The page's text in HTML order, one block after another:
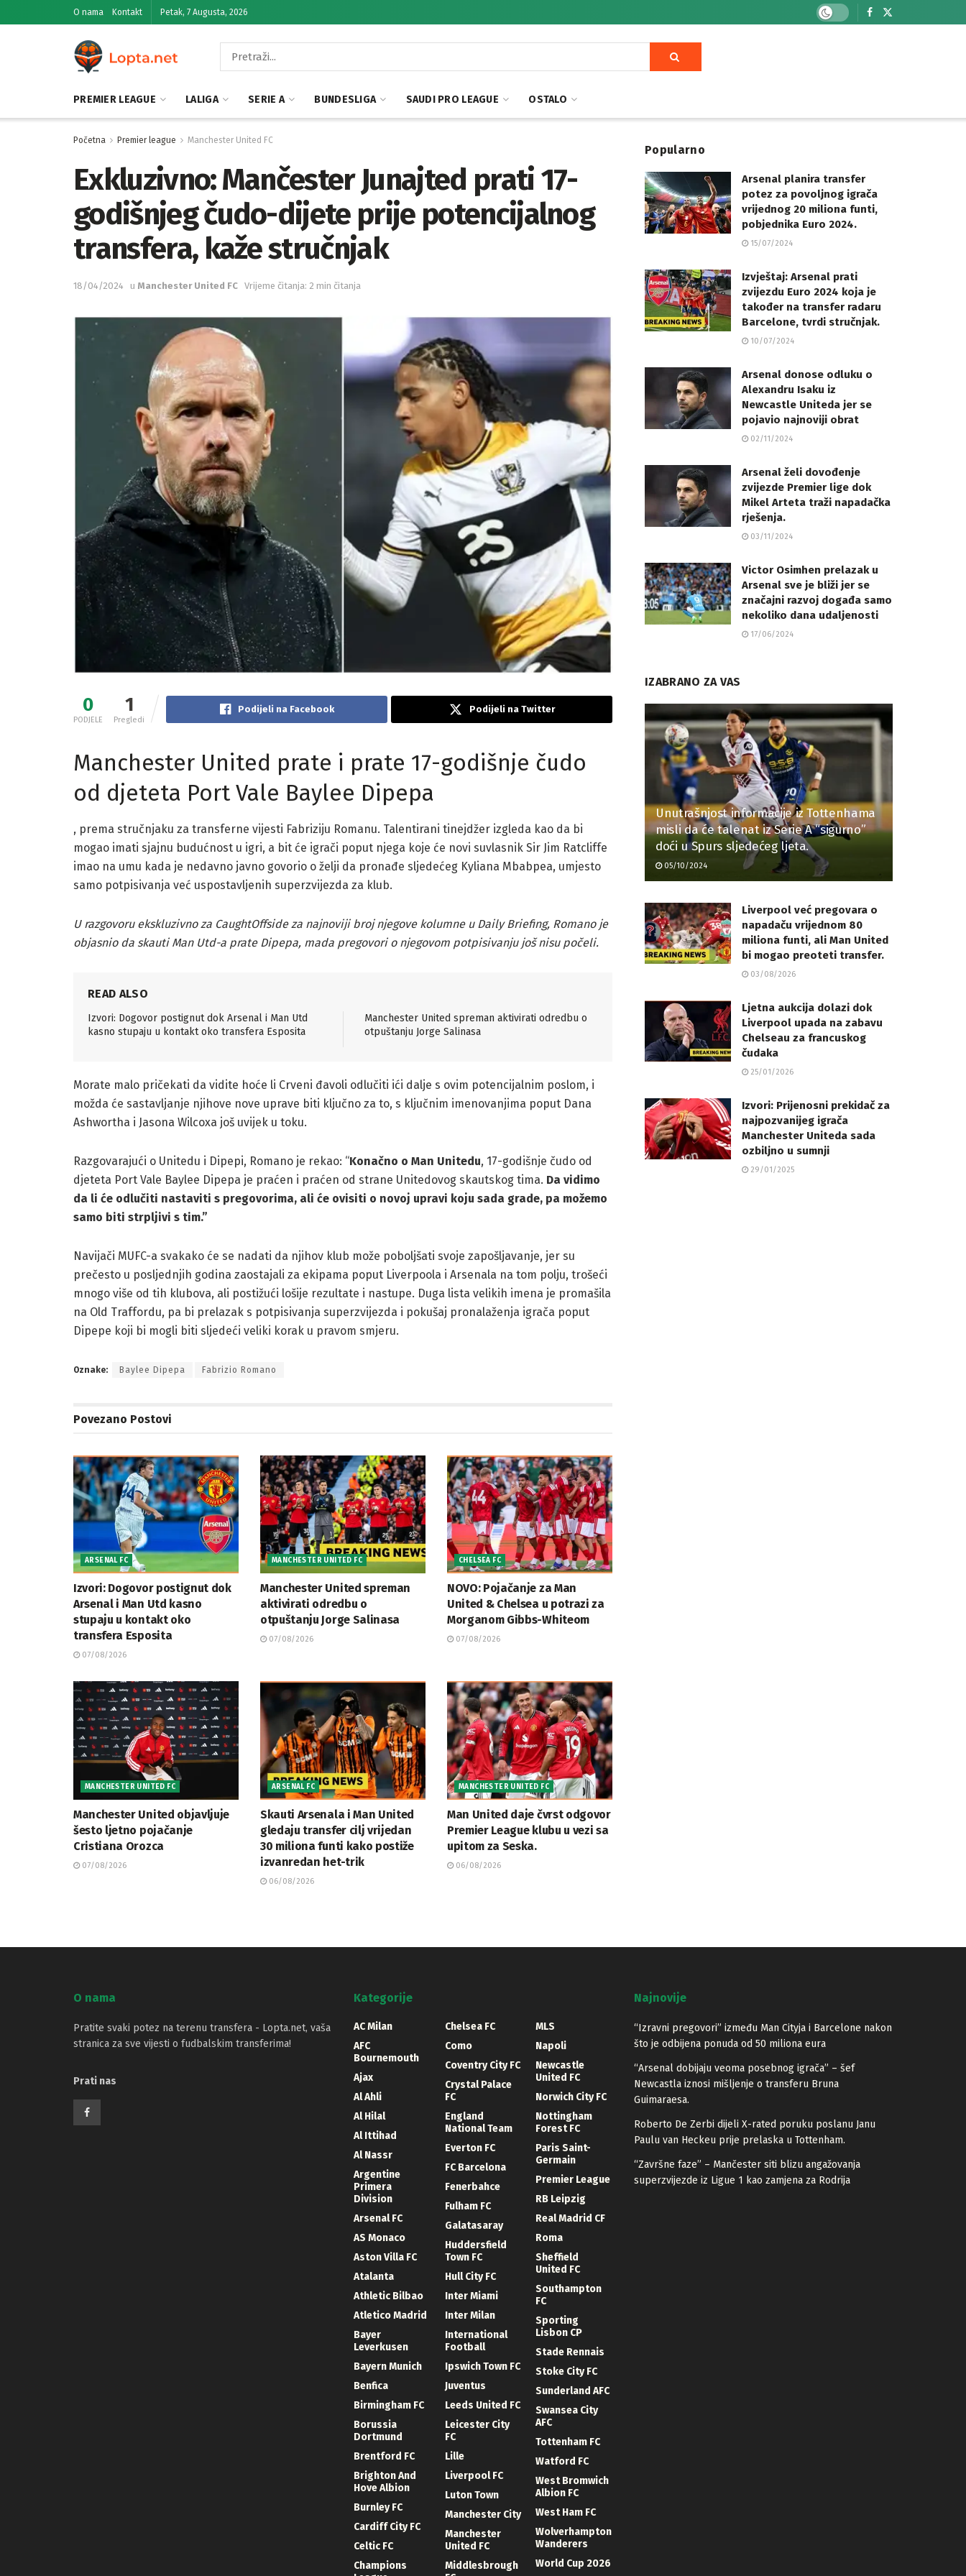
O nama Kontakt Petak, 7 Augusta, 2026
PREMIER LEAGUE LALIGA SERIE A BUNDESLIGA SAUDI PRO LEAGUE OSTALO
Početna Premier league Manchester United FC
Exkluzivno: Mančester Junajted prati 17-
godišnjeg čudo-dijete prije potencijalnog
transfera, kaže stručnjak
18/04/2024 u Manchester United FC Vrijeme čitanja: 2 min čitanja
0
PODJELE
1
Pregledi
Podijeli na Facebook Podijeli na Twitter
Manchester United prate i prate 17-godišnje čudo
od djeteta Port Vale Baylee Dipepa
, prema stručnjaku za transferne vijesti Fabriziju Romanu. Talentirani tinejdžer izgleda kao da bi
mogao imati sjajnu budućnost u igri, a bit će igrači poput njega koje će novi suvlasnik Sir Jim Ratcliffe
imao na umu kada je nedavno javno govorio o želji da pronađe sljedećeg Kyliana Mbabpea, umjesto
samo potpisivanja već uspostavljenih superzvijezda za klub.
U razgovoru ekskluzivno za CaughtOffside za najnoviji broj njegove kolumne u Daily Briefing, Romano je
objasnio da skauti Man Utd-a prate Dipepa, mada pregovori o njegovom potpisivanju još nisu počeli.
READ ALSO
Izvori: Dogovor postignut dok Arsenal i Man Utd
kasno stupaju u kontakt oko transfera Esposita
Manchester United spreman aktivirati odredbu o
otpuštanju Jorge Salinasa
Morate malo pričekati da vidite hoće li Crveni đavoli odlučiti ići dalje s ovim potencijalnim poslom, i
možda će sastavljanje njihove nove uprave biti ključno za to, s ključnim imenovanjima poput Dana
Ashwortha i Jasona Wilcoxa još uvijek u toku.
Razgovarajući o Unitedu i Dipepi, Romano je rekao: “Konačno o Man Unitedu, 17-godišnje čudo od
djeteta Port Vale Baylee Dipepa je praćen i praćen od strane Unitedovog skautskog tima. Da vidimo
da li će odlučiti nastaviti s pregovorima, ali će ovisiti o novoj upravi koju sada grade, pa možemo
samo biti strpljivi s tim.”
Navijači MUFC-a svakako će se nadati da njihov klub može poboljšati svoje zapošljavanje, jer su
prečesto u posljednjih godina zaostajali za ekipama poput Liverpoola i Arsenala na tom polju, trošeći
mnogo više od tih klubova, ali postižući lošije rezultate i nastupe. Duga lista velikih imena je promašila
na Old Traffordu, pa bi prelazak s potpisivanja superzvijezda i pokušaj pronalaženja igrača poput
Dipepe koji bi mogli biti sljedeći veliki korak u pravom smjeru.
Oznake: Baylee Dipepa Fabrizio Romano
Povezano Postovi
ARSENAL FC
Izvori: Dogovor postignut dok
Arsenal i Man Utd kasno
stupaju u kontakt oko
transfera Esposita
07/08/2026
MANCHESTER UNITED FC
Manchester United spreman
aktivirati odredbu o
otpuštanju Jorge Salinasa
07/08/2026
CHELSEA FC
NOVO: Pojačanje za Man
United & Chelsea u potrazi za
Morganom Gibbs-Whiteom
07/08/2026
MANCHESTER UNITED FC
Manchester United objavljuje
šesto ljetno pojačanje
Cristiana Orozca
07/08/2026
ARSENAL FC
Skauti Arsenala i Man United
gledaju transfer cilj vrijedan
30 miliona funti kako postiže
izvanredan het-trik
06/08/2026
MANCHESTER UNITED FC
Man United daje čvrst odgovor
Premier League klubu u vezi sa
upitom za Seska.
06/08/2026
Popularno
Arsenal planira transfer
potez za povoljnog igrača
vrijednog 20 miliona funti,
pobjednika Euro 2024.
15/07/2024
Izvještaj: Arsenal prati
zvijezdu Euro 2024 koja je
također na transfer radaru
Barcelone, tvrdi stručnjak.
10/07/2024
Arsenal donose odluku o
Alexandru Isaku iz
Newcastle Uniteda jer se
pojavio najnoviji obrat
02/11/2024
Arsenal želi dovođenje
zvijezde Premier lige dok
Mikel Arteta traži napadačka
rješenja.
03/11/2024
Victor Osimhen prelazak u
Arsenal sve je bliži jer se
značajni razvoj događa samo
nekoliko dana udaljenosti
17/06/2024
IZABRANO ZA VAS
Unutrašnjost informacije iz Tottenhama
misli da će talenat iz Serie A “sigurno”
doći u Spurs sljedećeg ljeta.
05/10/2024
Liverpool već pregovara o
napadaču vrijednom 80
miliona funti, ali Man United
bi mogao preoteti transfer.
03/08/2026
Ljetna aukcija dolazi dok
Liverpool upada na zabavu
Chelseau za francuskog
čudaka
25/01/2026
Izvori: Prijenosni prekidač za
najpozvanijeg igrača
Manchester Uniteda sada
ozbiljno u sumnji
29/01/2025
O nama
Pratite svaki potez na terenu transfera - Lopta.net, vaša
stranica za sve vijesti o fudbalskim transferima!
Prati nas
Kategorije
AC Milan
AFC
Bournemouth
Ajax
Al Ahli
Al Hilal
Al Ittihad
Al Nassr
Argentine
Primera
Division
Arsenal FC
AS Monaco
Aston Villa FC
Atalanta
Athletic Bilbao
Atletico Madrid
Bayer
Leverkusen
Bayern Munich
Benfica
Birmingham FC
Borussia
Dortmund
Brentford FC
Brighton And
Hove Albion
Burnley FC
Cardiff City FC
Celtic FC
Champions
Chelsea FC
Como
Coventry City FC
Crystal Palace
FC
England
National Team
Everton FC
FC Barcelona
Fenerbahce
Fulham FC
Galatasaray
Huddersfield
Town FC
Hull City FC
Inter Miami
Inter Milan
International
Football
Ipswich Town FC
Juventus
Leeds United FC
Leicester City
FC
Lille
Liverpool FC
Luton Town
Manchester City
Manchester
United FC
Middlesbrough
MLS
Napoli
Newcastle
United FC
Norwich City FC
Nottingham
Forest FC
Paris Saint-
Germain
Premier League
RB Leipzig
Real Madrid CF
Roma
Sheffield
United FC
Southampton
FC
Sporting
Lisbon CP
Stade Rennais
Stoke City FC
Sunderland AFC
Swansea City
AFC
Tottenham FC
Watford FC
West Bromwich
Albion FC
West Ham FC
Wolverhampton
Wanderers
World Cup 2026
Najnovije
“Izravni pregovori” između Man Cityja i Barcelone nakon
što je odbijena ponuda od 50 miliona eura
“Arsenal dobijaju veoma posebnog igrača” – šef
Newcastla iznosi mišljenje o transferu Bruna
Guimaraesa.
Roberto De Zerbi dijeli X-rated poruku poslanu Janu
Paulu van Heckeu prije prelaska u Tottenham.
“Završne faze” – Mančester siti blizu angažovanja
superzvijezde iz Ligue 1 kao zamjena za Rodrija